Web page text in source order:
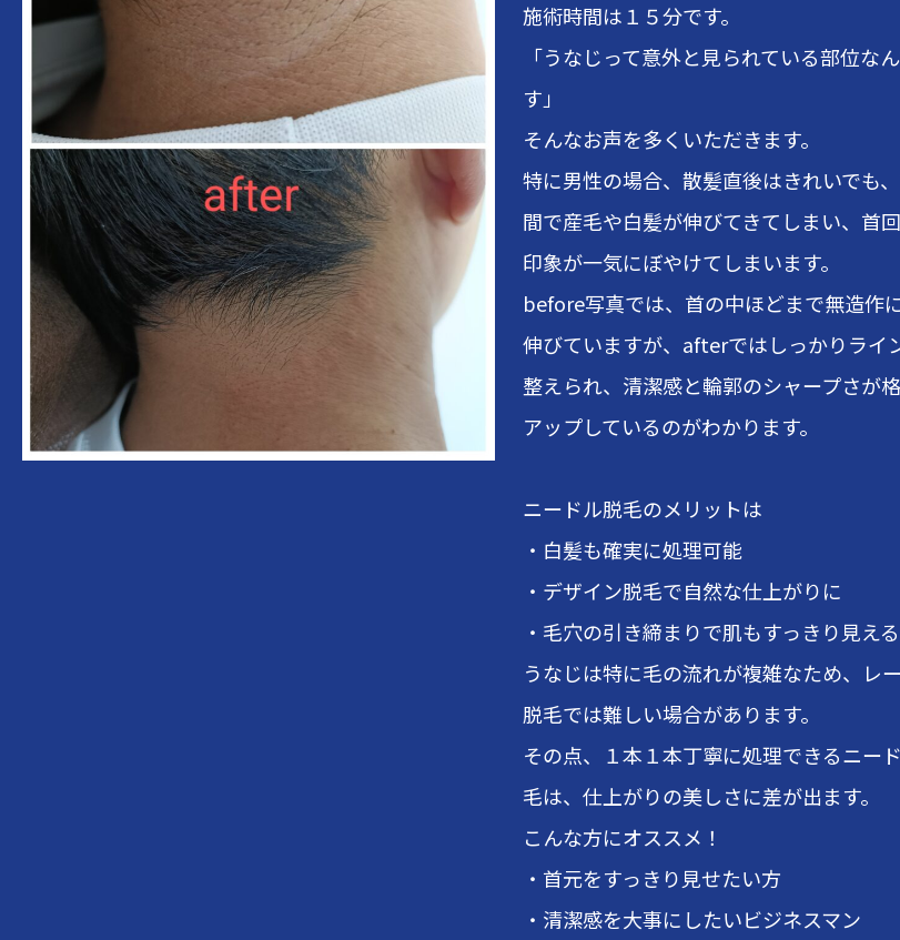
施術時間は１５分です。
「うなじって意外と見られている部位な
す」
そんなお声を多くいただきます。
特に男性の場合、散髪直後はきれいでも
間で産毛や白髪が伸びてきてしまい、首
印象が一気にぼやけてしまいます。
before写真では、首の中ほどまで無造作
伸びていますが、afterではしっかりライ
整えられ、清潔感と輪郭のシャープさが
アップしているのがわかります。
ニードル脱毛のメリットは
・白髪も確実に処理可能
・デザイン脱毛で自然な仕上がりに
・毛穴の引き締まりで肌もすっきり見える
うなじは特に毛の流れが複雑なため、レ
脱毛では難しい場合があります。
その点、１本１本丁寧に処理できるニー
毛は、仕上がりの美しさに差が出ます。
こんな方にオススメ！
・首元をすっきり見せたい方
・清潔感を大事にしたいビジネスマン